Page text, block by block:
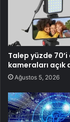
Talep yüzde
kameraları açık
Ağustos 5, 2026